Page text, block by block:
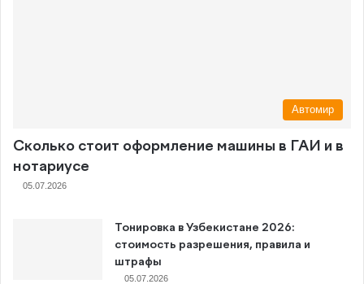
Автомир
Сколько стоит оформление машины в ГАИ и в
нотариусе
05.07.2026
Тонировка в Узбекистане 2026:
стоимость разрешения, правила и
штрафы
05.07.2026